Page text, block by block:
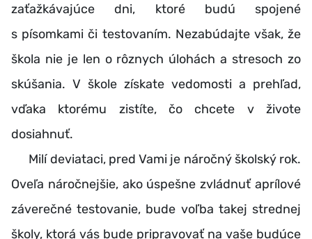
zaťažkávajúce dni, ktoré budú spojené
s písomkami či testovaním. Nezabúdajte však, že
škola nie je len o rôznych úlohách a stresoch zo
skúšania. V škole získate vedomosti a prehľad,
vďaka ktorému zistíte, čo chcete v živote
dosiahnuť.
Milí deviataci, pred Vami je náročný školský rok.
Oveľa náročnejšie, ako úspešne zvládnuť aprílové
záverečné testovanie, bude voľba takej strednej
školy, ktorá vás bude pripravovať na vaše budúce